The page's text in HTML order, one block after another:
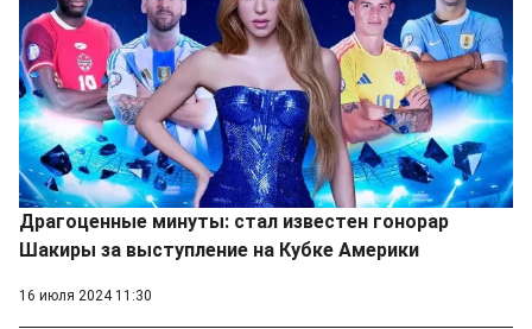
Драгоценные минуты: стал известен гонорар
Шакиры за выступление на Кубке Америки
16 июля 2024 11:30